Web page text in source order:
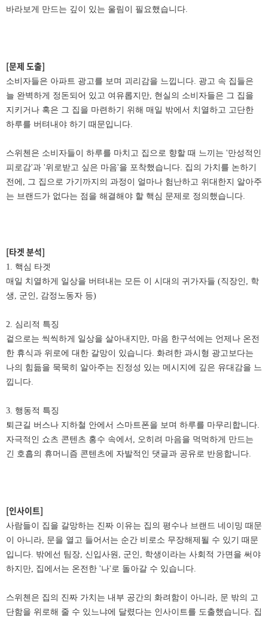
바라보게 만드는 깊이 있는 울림이 필요했습니다.
[문제 도출]
소비자들은 아파트 광고를 보며 괴리감을 느낍니다. 광고 속 집들은
늘 완벽하게 정돈되어 있고 여유롭지만, 현실의 소비자들은 그 집을
지키거나 혹은 그 집을 마련하기 위해 매일 밖에서 치열하고 고단한
하루를 버텨내야 하기 때문입니다.
스위첸은 소비자들이 하루를 마치고 집으로 향할 때 느끼는 '만성적인
피로감'과 '위로받고 싶은 마음'을 포착했습니다. 집의 가치를 논하기
전에, 그 집으로 가기까지의 과정이 얼마나 험난하고 위대한지 알아주
는 브랜드가 없다는 점을 해결해야 할 핵심 문제로 정의했습니다.
[타겟 분석]
1. 핵심 타겟
매일 치열하게 일상을 버텨내는 모든 이 시대의 귀가자들 (직장인, 학
생, 군인, 감정노동자 등)
2. 심리적 특징
겉으로는 씩씩하게 일상을 살아내지만, 마음 한구석에는 언제나 온전
한 휴식과 위로에 대한 갈망이 있습니다. 화려한 과시형 광고보다는
나의 힘듦을 묵묵히 알아주는 진정성 있는 메시지에 깊은 유대감을 느
낍니다.
3. 행동적 특징
퇴근길 버스나 지하철 안에서 스마트폰을 보며 하루를 마무리합니다.
자극적인 쇼츠 콘텐츠 홍수 속에서, 오히려 마음을 먹먹하게 만드는
긴 호흡의 휴머니즘 콘텐츠에 자발적인 댓글과 공유로 반응합니다.
[인사이트]
사람들이 집을 갈망하는 진짜 이유는 집의 평수나 브랜드 네이밍 때문
이 아니라, 문을 열고 들어서는 순간 비로소 무장해제될 수 있기 때문
입니다. 밖에선 팀장, 신입사원, 군인, 학생이라는 사회적 가면을 써야
하지만, 집에서는 온전한 '나'로 돌아갈 수 있습니다.
스위첸은 집의 진짜 가치는 내부 공간의 화려함이 아니라, 문 밖의 고
단함을 위로해 줄 수 있느냐에 달렸다는 인사이트를 도출했습니다. 집